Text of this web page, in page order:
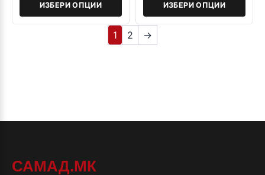
ИЗБЕРИ ОПЦИИ ИЗБЕРИ ОПЦИИ
1 2 →
САМАД.МК